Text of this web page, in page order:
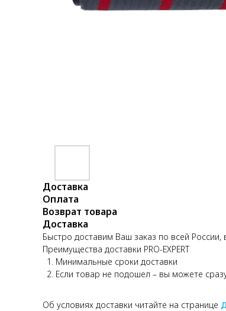
Доставка
Оплата
Возврат товара
Доставка
Быстро доставим Ваш заказ по всей
Преимущества доставки PRO-EXPERT
Минимальные сроки доставки
Если товар не подошел – вы можете
Об условиях доставки читайте на странице